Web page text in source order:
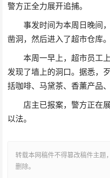
警方正全力展开追捕。
事发时间为本周日晚间
凿洞，然后进入了超市仓库。
本周一早上，超市员工
发现了墙上的洞口。据悉，
括咖啡、马黛茶、香薰产品
店主已报案，警方正在
以法。
转载本网稿件不得篡改稿件主题
删除。